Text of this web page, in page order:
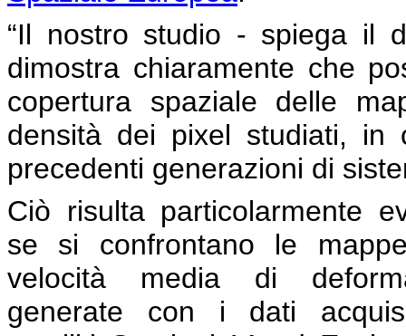
“Il nostro studio - spiega il
dimostra chiaramente che
copertura spaziale delle
densità dei pixel studiati, in
precedenti generazioni di
Ciò risulta particolarmente
se si confrontano le
velocità media di
generate con i dati